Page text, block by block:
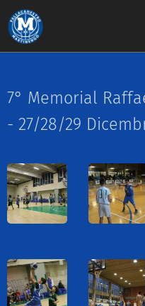
7° Memorial
- 27/28/29